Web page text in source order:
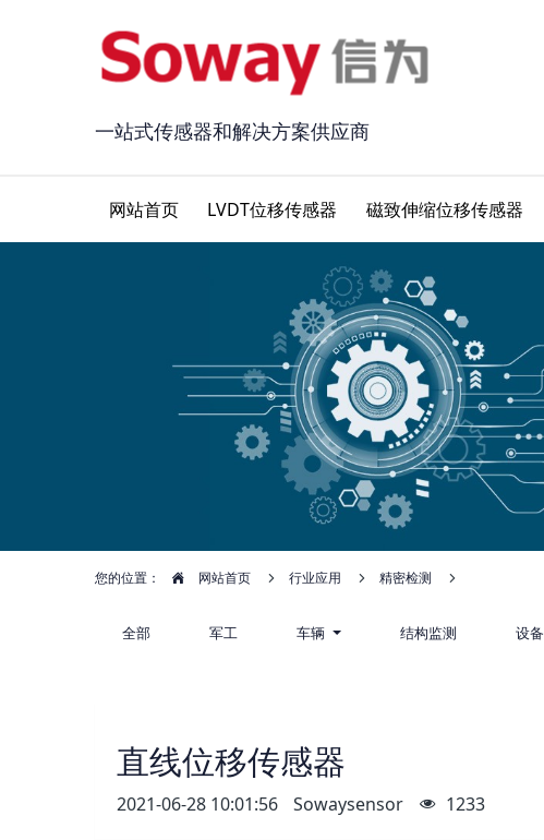
一站式传感器和解决方案供应商
网站首页 LVDT位移传感器 磁致伸缩位移传感器
您的位置： 网站首页 行业应用 精密检测
全部 军工 车辆 结构监测 设备
直线位移传感器
2021-06-28 10:01:56 Sowaysensor 1233